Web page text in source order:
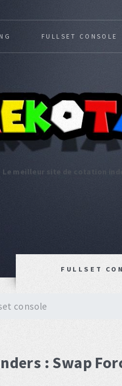
Le meilleur site de cotation
FULLSET CONSOLE
FULLSET
console
: Swap